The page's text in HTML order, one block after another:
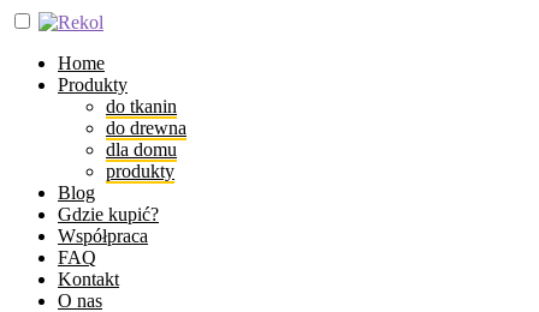
Home
Produkty
do tkanin
do drewna
dla domu
produkty
Blog
Gdzie kupić?
Współpraca
FAQ
Kontakt
O nas